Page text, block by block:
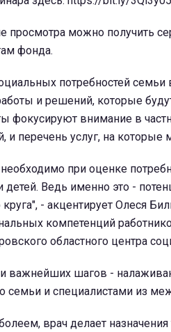
просмотра можно получить
фонда.
потребностей семьи
и решений, которые
фокусируют внимание в
и перечень услуг, на которые
при оценке
детей. Ведь именно это -
круга", - акцентирует Олеся
компетенций
областного центра
важнейших шагов -
семьи и специалистами из
врач делает